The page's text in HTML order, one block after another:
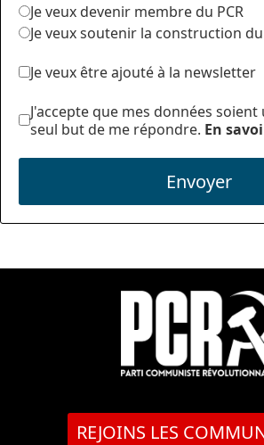
Je veux devenir membre du PCR
Je veux soutenir la construction du
Je veux être ajouté à la newsletter
J'accepte que mes données
seul but de me répondre. En
Envoyer
REJOINS LES